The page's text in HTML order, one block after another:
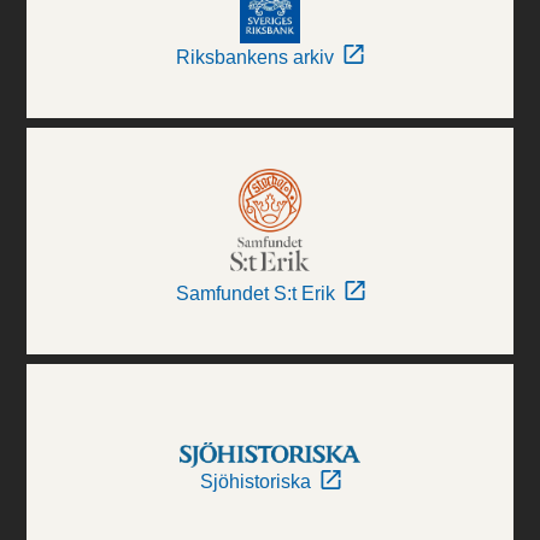
Riksbankens arkiv
Samfundet S:t Erik
Sjöhistoriska